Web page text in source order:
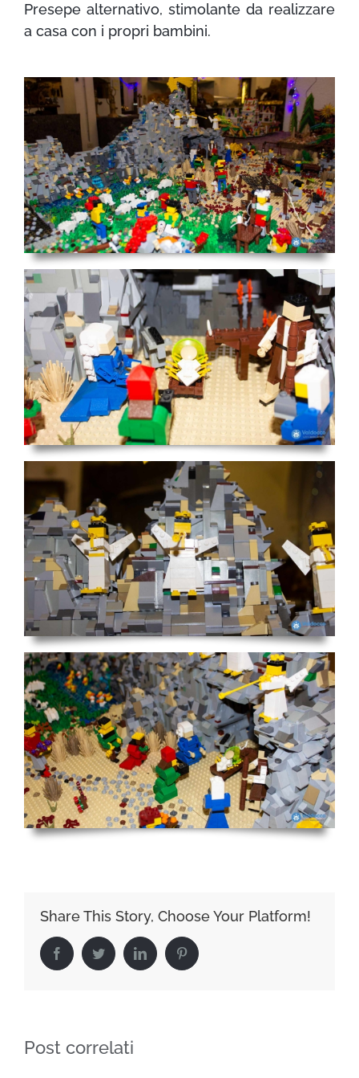
Presepe alternativo, stimolante da realizzare
a casa con i propri bambini.
Share This Story, Choose Your Platform!
FacebookTwitter LinkedIn Pinterest
Post correlati